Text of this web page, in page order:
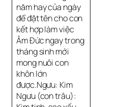
năm hay của ngày
để đặt tên cho con
kết hợp làm việc
Âm Đức ngay trong
tháng sinh mới
mong nuôi con
khôn lớn
được.Ngưu: Kim
Ngưu (con trâu):